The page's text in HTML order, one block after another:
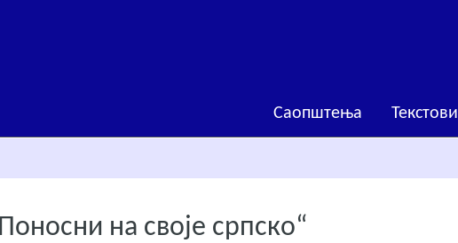
Саопштења Текстови
на своје српско“